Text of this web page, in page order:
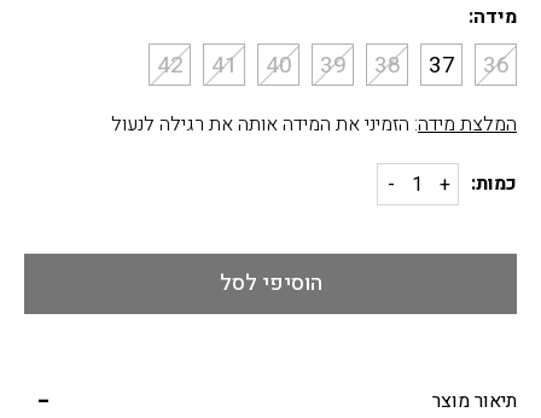
מידה:
36
37
38
39
40
41
42
המלצת מידה: הזמיני את המידה אותה את רגילה לנעול
כמות:
הוסיפי לסל
תיאור מוצר